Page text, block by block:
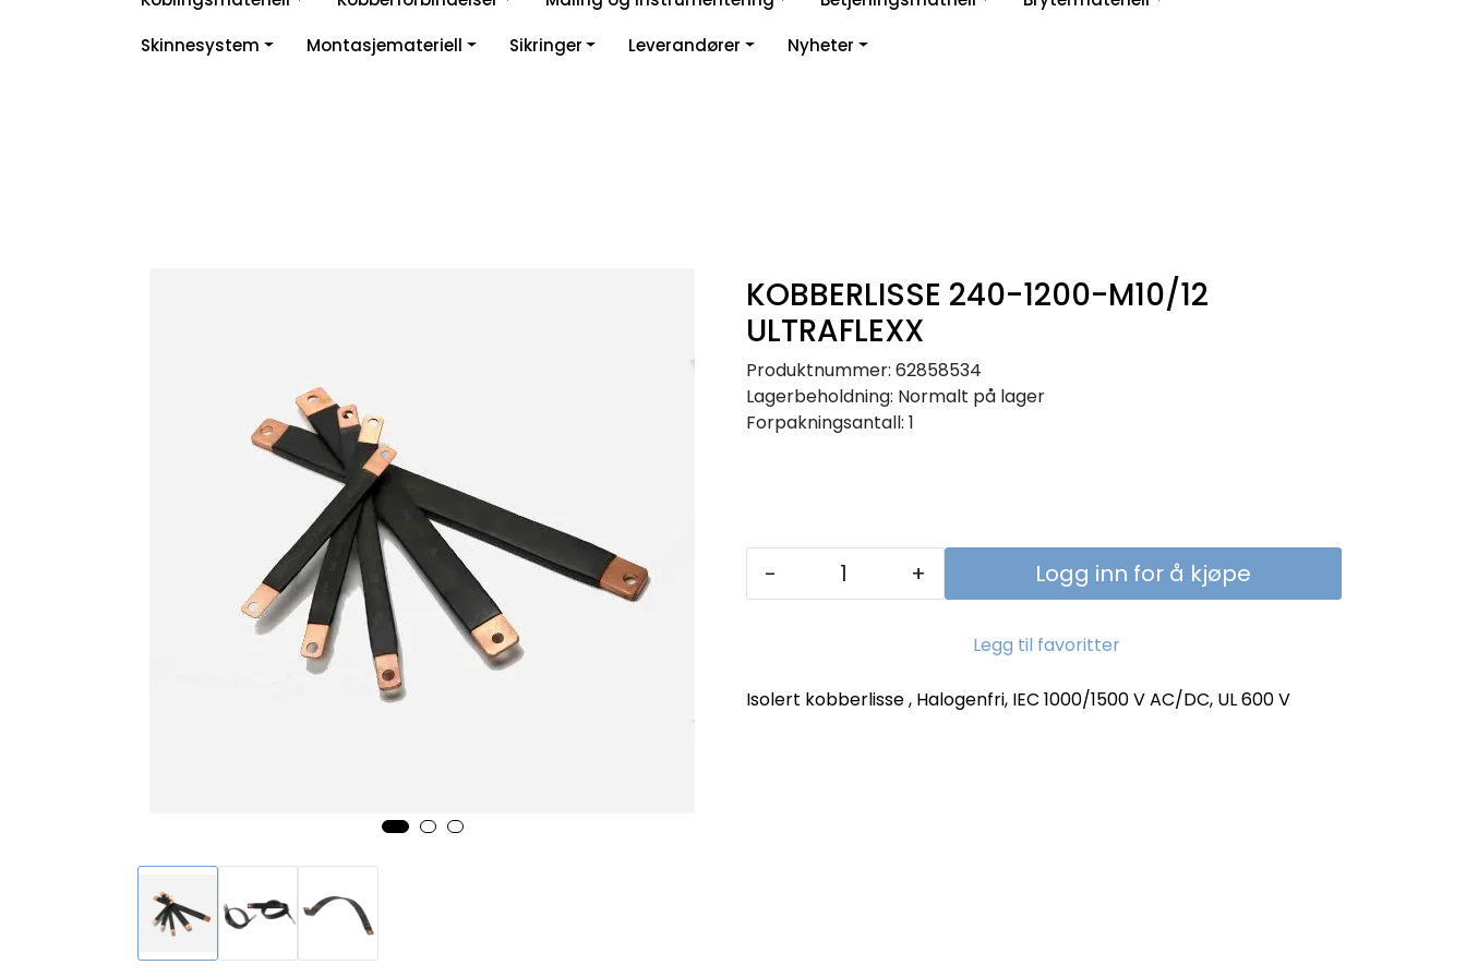
Skip to main content
Skinnesystem
Montasjemateriell Sikringer Leverandører Nyheter
KOBBERLISSE 240-1200-M10/12
ULTRAFLEXX
Produktnummer: 62858534
Lagerbeholdning: Normalt på lager
Forpakningsantall: 1
- + Logg inn for å kjøpe
Legg til favoritter
Isolert kobberlisse , Halogenfri, IEC 1000/1500 V AC/DC, UL 600 V